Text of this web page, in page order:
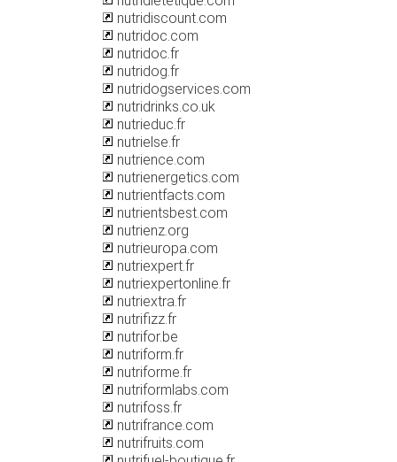
nutridiscount.com
nutridoc.com
nutridoc.fr
nutridog.fr
nutridogservices.com
nutridrinks.co.uk
nutrieduc.fr
nutrielse.fr
nutrience.com
nutrienergetics.com
nutrientfacts.com
nutrientsbest.com
nutrienz.org
nutrieuropa.com
nutriexpert.fr
nutriexpertonline.fr
nutriextra.fr
nutrifizz.fr
nutrifor.be
nutriform.fr
nutriforme.fr
nutriformlabs.com
nutrifoss.fr
nutrifrance.com
nutrifruits.com